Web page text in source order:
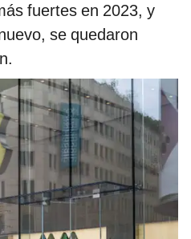
fuertes en 2023, y
se quedaron